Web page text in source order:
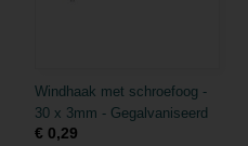
Windhaak met schroefoog -
30 x 3mm - Gegalvaniseerd
€ 0,29